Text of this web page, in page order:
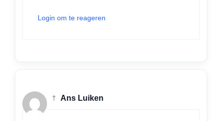
Login om te reageren
† Ans Luiken